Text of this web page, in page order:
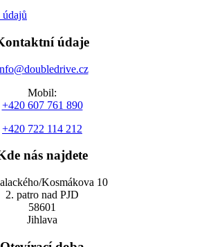
údajů
údaje
Mobil:
+420 607 761 890
+420 722 114 212
nás najdete
Kosmákova 10
2. patro nad PJD
58601
Jihlava